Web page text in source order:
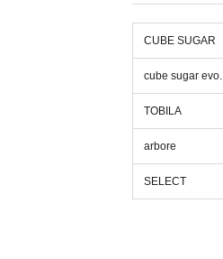
CUBE SUGAR
cube sugar evo.
TOBILA
arbore
SELECT